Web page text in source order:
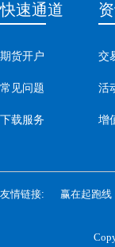
快速通道
期货开户
常见问题
下载服务
交
活
增
友情链接: 赢在起跑线